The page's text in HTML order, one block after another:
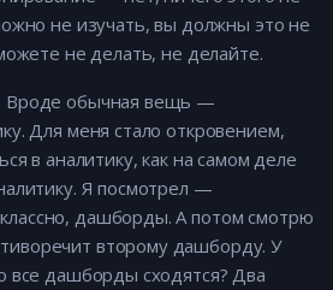
не изучать, вы должны это не
не делать, не делайте.
Вроде обычная вещь —
Для меня стало откровением,
в аналитику, как на самом деле
Я посмотрел —
дашборды. А потом смотрю
второму дашборду. У
все дашборды сходятся? Два